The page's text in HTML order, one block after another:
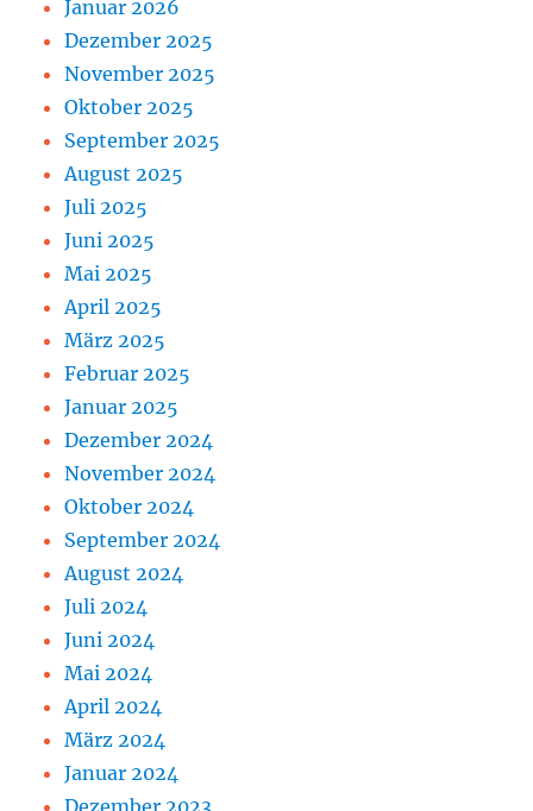
Januar 2026
Dezember 2025
November 2025
Oktober 2025
September 2025
August 2025
Juli 2025
Juni 2025
Mai 2025
April 2025
März 2025
Februar 2025
Januar 2025
Dezember 2024
November 2024
Oktober 2024
September 2024
August 2024
Juli 2024
Juni 2024
Mai 2024
April 2024
März 2024
Januar 2024
Dezember 2023